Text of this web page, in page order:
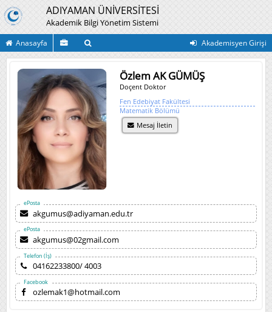
ADIYAMAN ÜNİVERSİTESİ
Akademik Bilgi Yönetim Sistemi
Anasayfa Akademisyen Girişi
Özlem AK GÜMÜŞ
Doçent Doktor
Fen Edebiyat Fakültesi
Matematik Bölümü
Mesaj İletin
ePosta
akgumus@adiyaman.edu.tr
ePosta
akgumus@02gmail.com
Telefon (İş)
04162233800/ 4003
Facebook
ozlemak1@hotmail.com